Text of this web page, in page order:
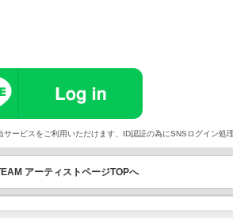
ビスをご利用いただけます、ID認証の為にSNSログイン処
アーティストページTOPへ